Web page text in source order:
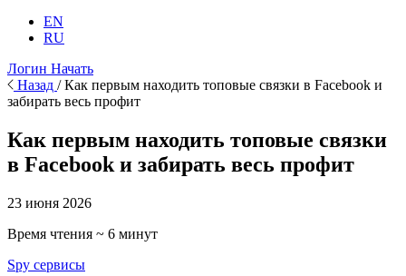
EN
RU
Логин Начать
Назад / Как первым находить топовые связки в Facebook и
забирать весь профит
Как первым находить топовые связки
в Facebook и забирать весь профит
23 июня 2026
Время чтения ~ 6 минут
Spy сервисы